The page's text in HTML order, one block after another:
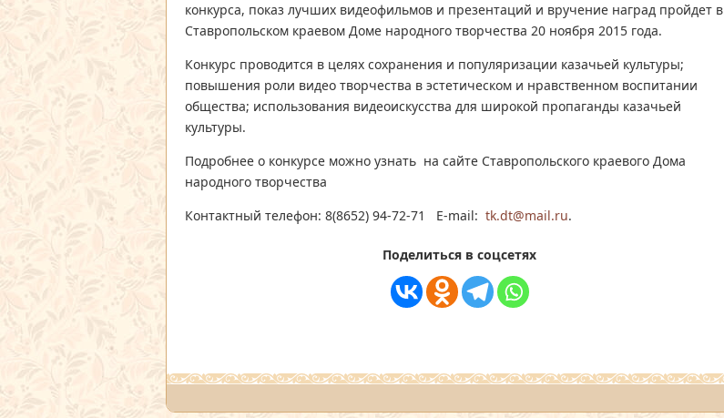
конкурса, показ лучших видеофильмов и презентаций и вручение наград пройдет в
Ставропольском краевом Доме народного творчества 20 ноября 2015 года.
Конкурс проводится в целях сохранения и популяризации казачьей культуры;
повышения роли видео творчества в эстетическом и нравственном воспитании
общества; использования видеоискусства для широкой пропаганды казачьей
культуры.
Подробнее о конкурсе можно узнать на сайте Ставропольского краевого Дома
народного творчества
Контактный телефон: 8(8652) 94-72-71 E-mail: tk.dt@mail.ru.
Поделиться в соцсетях